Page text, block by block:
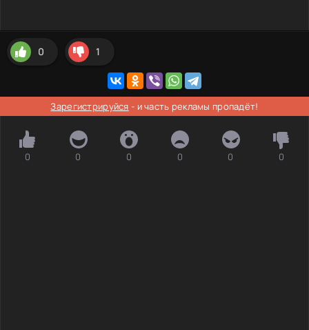
0 1
Зарегистрируйся - и часть рекламы пропадёт!
0 0 0 0 0 0